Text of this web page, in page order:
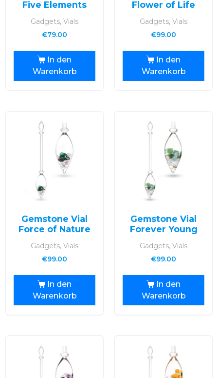
Five Elements
Gadgets, Vials
€79.00
In den
Warenkorb
Flower of Life
Gadgets, Vials
€99.00
In den
Warenkorb
Gemstone Vial
Force of Nature
Gadgets, Vials
€99.00
In den
Warenkorb
Gemstone Vial
Forever Young
Gadgets, Vials
€99.00
In den
Warenkorb